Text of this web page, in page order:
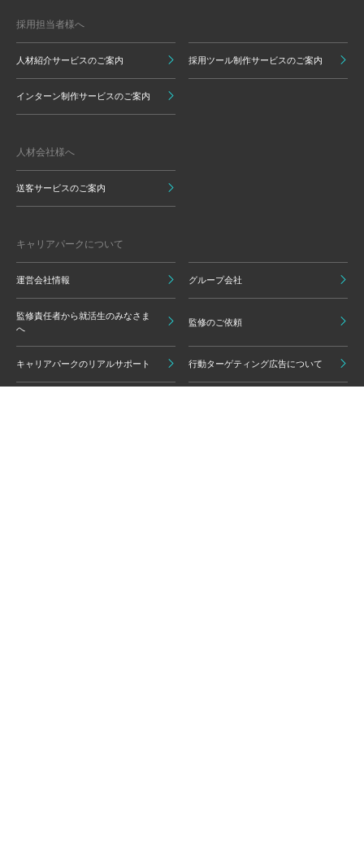
採用担当者様へ
人材紹介サービスのご案内 採用ツール制作サービスのご案内
インターン制作サービスのご案内
人材会社様へ
送客サービスのご案内
キャリアパークについて
運営会社情報 グループ会社
監修責任者から就活生のみなさま
へ
監修のご依頼
キャリアパークのリアルサポート 行動ターゲティング広告について